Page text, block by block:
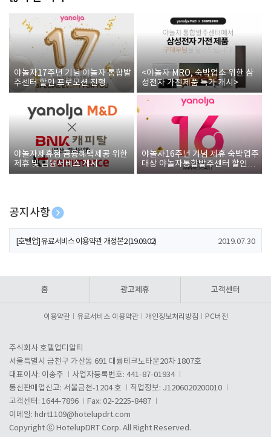
야놀자17주년 기념 야놀자 통합발
주센터 할인 프로모션 진행
<야놀자 MRO, 숙박업소 위한 삼
성전자 가전제품 특가 개시>
야놀자제휴점 금융혜택제공 위한
제휴 및 금융서비스 게시
야놀자16주년 기념 제휴 숙박업주
대상 야놀자통합발주센터 할인쿠
폰 증정
공지사항
[호텔업] 개인정보 처리방침 개정본1 (19.09.02)
[호텔업] 유료서비스 이용약관 개정본2 (19.09.02) 2019.07.30
홈 광고제휴 고객센터
이용약관 유료서비스 이용약관 개인정보처리방침 PC버전
주식회사 호텔업디알티
서울특별시 금천구 가산동 691 대륭테크노타운20차 1807호
대표이사: 이송주
사업자등록번호: 441-87-01934
통신판매업신고: 서울금천-1204 호
직업정보: J1206020200010
고객센터: 1644-7896
Fax: 02-2225-8487
이메일: hdrt1109@hotelupdrt.com
Copyright ⓒ HotelupDRT Corp. All Right Reserved.